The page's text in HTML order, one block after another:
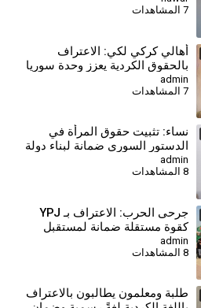
⁣⁣أهالي كركي لكي: الاعتراف
بالحقوق الكردية يعزز وحدة سوريا
وتعدديتها
admin
⁣نساء: تثبيت حقوق المرأة في
الدستور السوري ضمانة لبناء دولة
ديمقراطية
admin
⁣جرحى الحرب: الاعتراف بـ YPJ
كقوة مستقلة ضمانة لمستقبل
شعوب ونساء سوريا
admin
8 المشاهدات
طلبة ومعلمون يطالبون بالاعتراف